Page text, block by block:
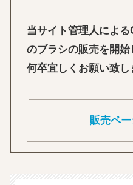
当サイト管理人によ
のブラシの販売を開始
何卒宜しくお願い致し
販売ペ